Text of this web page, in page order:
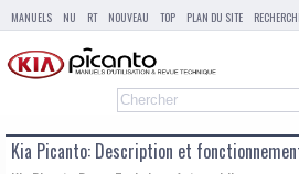
MANUELS NU RT NOUVEAU TOP PLAN DU SITE
Kia Picanto: Description et